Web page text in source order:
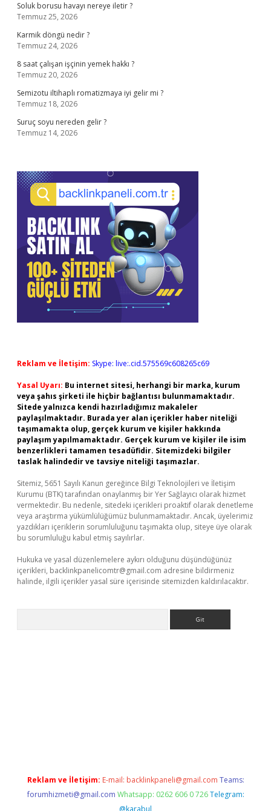
Soluk borusu havayı nereye iletir ?
Temmuz 25, 2026
Karmik döngü nedir ?
Temmuz 24, 2026
8 saat çalışan işçinin yemek hakkı ?
Temmuz 20, 2026
Semizotu iltihaplı romatizmaya iyi gelir mi ?
Temmuz 18, 2026
Suruç soyu nereden gelir ?
Temmuz 14, 2026
Reklam ve İletişim: Skype: live:.cid.575569c608265c69
Yasal Uyarı: Bu internet sitesi, herhangi bir marka, kurum
veya şahıs şirketi ile hiçbir bağlantısı bulunmamaktadır.
Sitede yalnızca kendi hazırladığımız makaleler
paylaşılmaktadır. Burada yer alan içerikler haber niteliği
taşımamakta olup, gerçek kurum ve kişiler hakkında
paylaşım yapılmamaktadır. Gerçek kurum ve kişiler ile isim
benzerlikleri tamamen tesadüfidir. Sitemizdeki bilgiler
taslak halindedir ve tavsiye niteliği taşımazlar.
Sitemiz, 5651 Sayılı Kanun gereğince Bilgi Teknolojileri ve İletişim
Kurumu (BTK) tarafından onaylanmış bir Yer Sağlayıcı olarak hizmet
vermektedir. Bu nedenle, sitedeki içerikleri proaktif olarak denetleme
veya araştırma yükümlülüğümüz bulunmamaktadır. Ancak, üyelerimiz
yazdıkları içeriklerin sorumluluğunu taşımakta olup, siteye üye olarak
bu sorumluluğu kabul etmiş sayılırlar.
Hukuka ve yasal düzenlemelere aykırı olduğunu düşündüğünüz
içerikleri, backlinkpanelicomtr@gmail.com adresine bildirmeniz
halinde, ilgili içerikler yasal süre içerisinde sitemizden kaldırılacaktır.
Reklam ve İletişim: E-mail: backlinkpaneli@gmail.com Teams:
forumhizmeti@gmail.com Whatsapp: 0262 606 0 726 Telegram:
@karabul